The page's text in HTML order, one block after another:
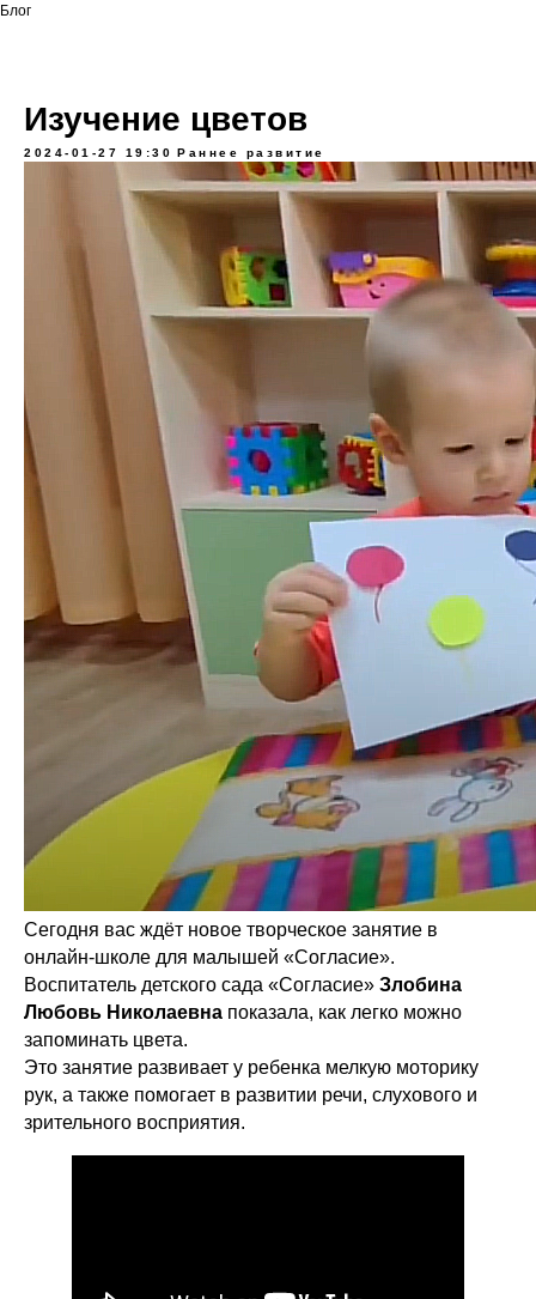
Блог
Изучение цветов
2024-01-27 19:30 Раннее развитие
Сегодня вас ждёт новое творческое занятие в
онлайн-школе для малышей «Согласие».
Воспитатель детского сада «Согласие» Злобина
Любовь Николаевна показала, как легко можно
запоминать цвета.
Это занятие развивает у ребенка мелкую моторику
рук, а также помогает в развитии речи, слухового и
зрительного восприятия.